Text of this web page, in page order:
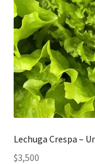
Lechuga Crespa –
$3,500